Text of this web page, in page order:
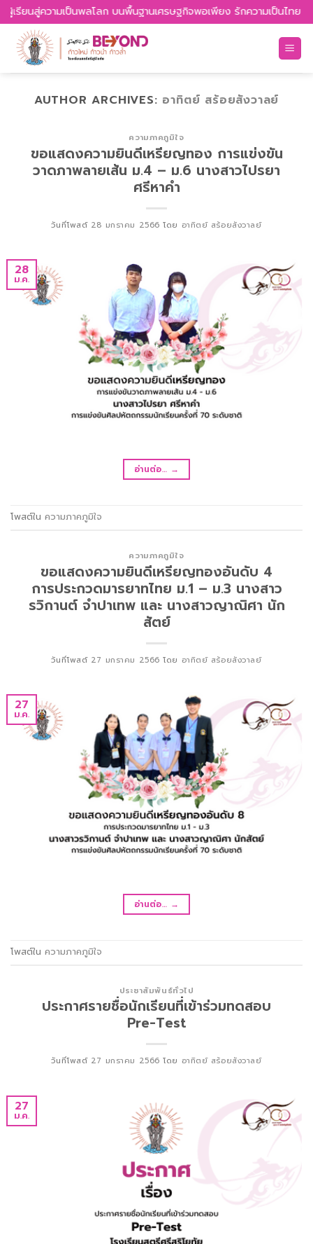
Skip
to
content
ามเป็นพลโลก บนพื้นฐานเศรษฐกิจพอเพียง รักความเป็นไทย รู้เท่าทัน
AUTHOR ARCHIVES: อาทิตย์ สร้อยสังวาลย์
ความภาคภูมิใจ
ขอแสดงความยินดีเหรียญทอง การแข่งขัน
วาดภาพลายเส้น ม.4 – ม.6 นางสาวไปรยา
ศรีหาคำ
วันที่โพสต์ 28 มกราคม 2566 โดย อาทิตย์ สร้อยสังวาลย์
28
ม.ค.
อ่านต่อ… →
โพสต์ใน ความภาคภูมิใจ
ความภาคภูมิใจ
ขอแสดงความยินดีเหรียญทองอันดับ 4
การประกวดมารยาทไทย ม.1 – ม.3 นางสาว
รวิกานต์ จำปาเทพ และ นางสาวญาณิศา นัก
สัตย์
วันที่โพสต์ 27 มกราคม 2566 โดย อาทิตย์ สร้อยสังวาลย์
27
ม.ค.
อ่านต่อ… →
โพสต์ใน ความภาคภูมิใจ
ประชาสัมพันธ์ทั่วไป
ประกาศรายชื่อนักเรียนที่เข้าร่วมทดสอบ
Pre-Test
วันที่โพสต์ 27 มกราคม 2566 โดย อาทิตย์ สร้อยสังวาลย์
27
ม.ค.